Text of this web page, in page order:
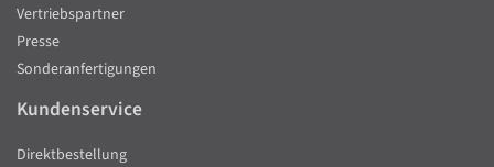
Vertriebspartner
Presse
Sonderanfertigungen
Kundenservice
Direktbestellung